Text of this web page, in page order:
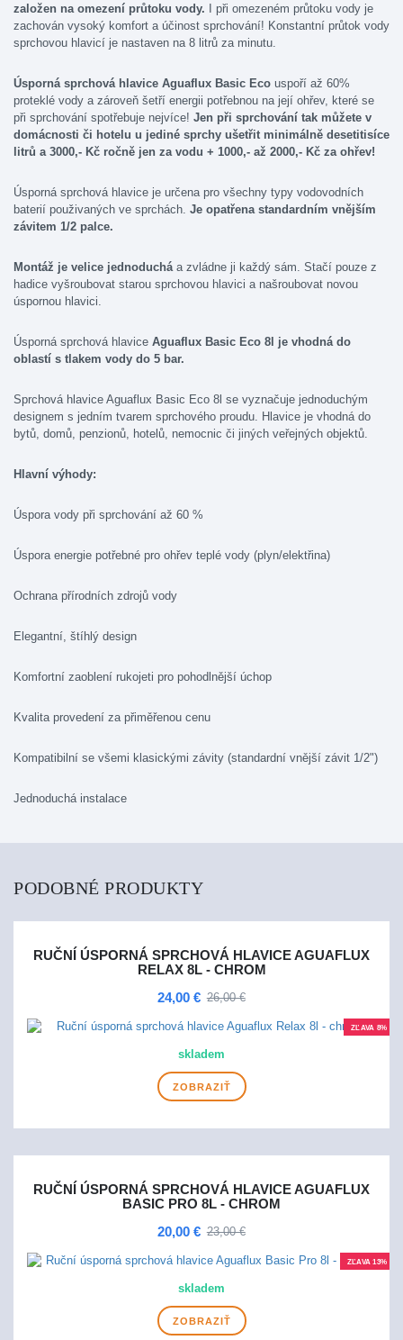
založen na omezení průtoku vody. I při omezeném průtoku vody je
zachován vysoký komfort a účinost sprchování! Konstantní průtok vody
sprchovou hlavicí je nastaven na 8 litrů za minutu.
Úsporná sprchová hlavice Aguaflux Basic Eco uspoří až 60%
proteklé vody a zároveň šetří energii potřebnou na její ohřev, které se
při sprchování spotřebuje nejvíce! Jen při sprchování tak můžete v
domácnosti či hotelu u jediné sprchy ušetřit minimálně desetitisíce
litrů a 3000,- Kč ročně jen za vodu + 1000,- až 2000,- Kč za ohřev!
Úsporná sprchová hlavice je určena pro všechny typy vodovodních
baterií použivaných ve sprchách. Je opatřena standardním vnějším
závitem 1/2 palce.
Montáž je velice jednoducháa zvládne ji každý sám. Stačí pouze z
hadice vyšroubovat starou sprchovou hlavici a našroubovat novou
úspornou hlavici.
Úsporná sprchová hlavice Aguaflux Basic Eco 8l je vhodná do
oblastí s tlakem vody do 5 bar.
Sprchová hlavice Aguaflux Basic Eco 8l se vyznačuje jednoduchým
designem s jedním tvarem sprchového proudu. Hlavice je vhodná do
bytů, domů, penzionů, hotelů, nemocnic či jiných veřejných objektů.
Hlavní výhody:
Úspora vody při sprchování až 60 %
Úspora energie potřebné pro ohřev teplé vody (plyn/elektřina)
Ochrana přírodních zdrojů vody
Elegantní, štíhlý design
Komfortní zaoblení rukojeti pro pohodlnější úchop
Kvalita provedení za přiměřenou cenu
Kompatibilní se všemi klasickými závity (standardní vnější závit 1/2")
Jednoduchá instalace
PODOBNÉ PRODUKTY
RUČNÍ ÚSPORNÁ SPRCHOVÁ HLAVICE AGUAFLUX
RELAX 8L - CHROM
24,00 € 26,00 €
ZĽAVA 8%
skladem
ZOBRAZIŤ
RUČNÍ ÚSPORNÁ SPRCHOVÁ HLAVICE AGUAFLUX
BASIC PRO 8L - CHROM
20,00 € 23,00 €
ZĽAVA 13%
skladem
ZOBRAZIŤ